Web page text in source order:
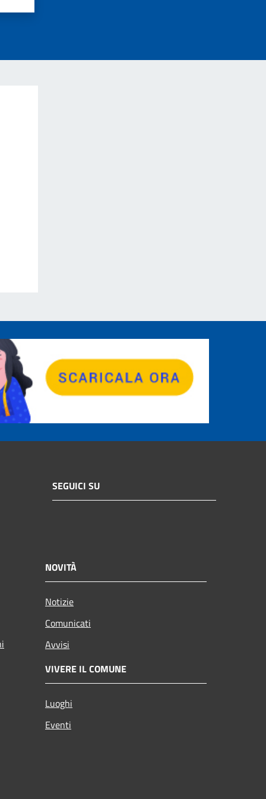
SEGUICI SU
NOVITÀ
Notizie
Comunicati
Avvisi
VIVERE IL COMUNE
Luoghi
Eventi